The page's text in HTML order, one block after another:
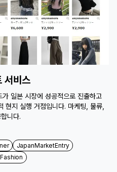
서비스
일본 시장에 성공적으로 진출하고
현지 실행 거점입니다. 마케팅, 물류,
니다.
JapanMarketEntry